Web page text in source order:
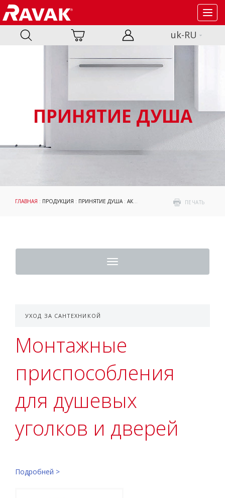
uk-RU
ПРИНЯТИЕ ДУША
ПЕЧАТЬ
ГЛАВНАЯ : ПРОДУКЦИЯ : ПРИНЯТИЕ ДУША: АКСЕССУАРЫ : МОНТАЖНЫЕ
Toggle
navigation
УХОД ЗА САНТЕХНИКОЙ
Монтажные
приспособления
для душевых
уголков и дверей
Подробней >